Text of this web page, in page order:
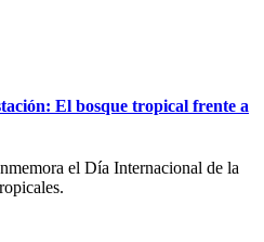
El bosque tropical frente a
el Día Internacional de la